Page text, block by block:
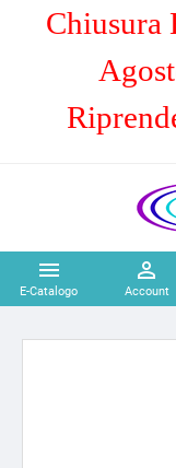
Chiusura

E-Catalogo

Account